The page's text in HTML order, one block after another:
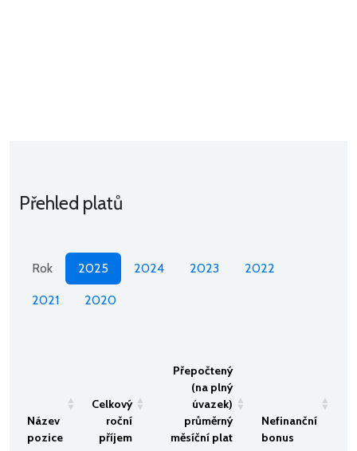
Přehled platů
Rok 2025 2024 2023 2022
2021 2020
Název
pozice
Celkový
roční
příjem
Přepočtený
(na plný
úvazek)
průměrný
měsíční plat
Nefinanční
bonus